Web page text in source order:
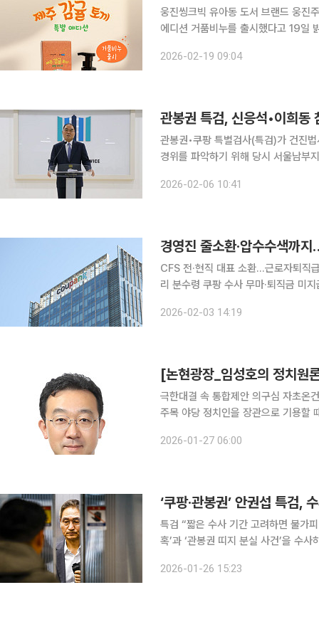
웅진씽크빅 유아동 도서 브랜드 웅진
에디션 거품비누를 출시했다고 19일 밝혔다. ‘제주 감귤 토끼’는 백유연 작가가 지
2026-02-19 09:04
관봉권 특검, 신응석•이희동
관봉권•쿠팡 특별검사(특검)가 건진
경위를 파악하기 위해 당시 서울남부지검 지휘부를
부지방검찰청 차장검사 이희동을 피
2026-02-06 10:41
경영진 줄소환·압수수색까
CFS 전·현직 대표 소환…근로자퇴직
리 분수령 쿠팡 수사 무마·퇴직금 미지급 의혹을 수사하는 안권섭 특별검사팀이 수사 기간 연장 신
있다. 특검팀은 취업규칙 변경에 따
2026-02-03 14:19
[논현광장_임성호의 정치원
극한대결 속 통합제안 의구심 자초온
주목 야당 정치인을 장관으로 기용할 때 극과 극의 반대 상황이 벌어질 수 있다. 잘하면 초당적 협치
야권을 분열시키는 술수로 비추어져
2026-01-27 06:00
‘쿠팡·관봉권’ 안권섭 특검,
특검 “짧은 수사 기간 고려하면 불가피”연장
혹’과 ‘관봉권 띠지 분실 사건’을 수사
2026-01-26 15:23